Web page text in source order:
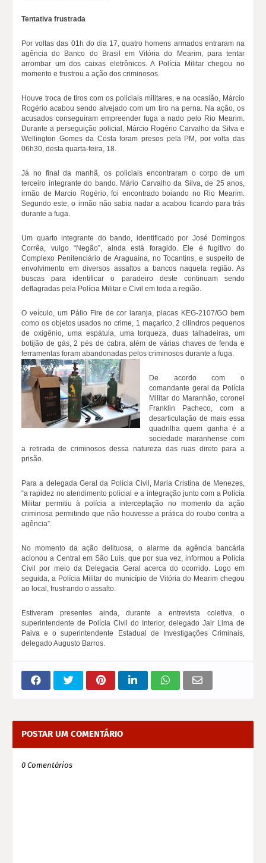
Tentativa frustrada
Por voltas das 01h do dia 17, quatro homens armados entraram na
agência do Banco do Brasil em Vitória do Mearim, para tentar
arrombar um dos caixas eletrônicos. A Polícia Militar chegou no
momento e frustrou a ação dos criminosos.
Houve troca de tiros com os policiais militares, e na ocasião, Márcio
Rogério acabou sendo alvejado com um tiro na perna. Na ação, os
acusados conseguiram empreender fuga a nado pelo Rio Mearim.
Durante a perseguição policial, Márcio Rogério Carvalho da Silva e
Wellington Gomes da Costa foram presos pela PM, por volta das
06h30, desta quarta-feira, 18.
Já no final da manhã, os policiais encontraram o corpo de um
terceiro integrante do bando. Mário Carvalho da Silva, de 25 anos,
irmão de Marcio Rogério, foi encontrado boiando no Rio Mearim.
Segundo este, o irmão não sabia nadar a acabou ficando para trás
durante a fuga.
Um quarto integrante do bando, identificado por José Domingos
Corrêa, vulgo “Negão”, ainda está foragido. Ele é fugitivo do
Complexo Penitenciário de Araguaína, no Tocantins, e suspeito de
envolvimento em diversos assaltos a bancos naquela região. As
buscas para identificar o paradeiro deste continuam sendo
deflagradas pela Polícia Militar e Civil em toda a região.
O veículo, um Pálio Fire de cor laranja, placas KEG-2107/GO bem
como os objetos usados no crime, 1 maçarico, 2 cilindros pequenos
de oxigênio, uma espátula, uma torqueza, duas talhadeiras, um
botijão de gás, 2 pés de cabra, além de várias chaves de fenda e
ferramentas foram abandonadas pelos criminosos durante a fuga.
De acordo com o
comandante geral da Polícia
Militar do Maranhão, coronel
Franklin Pacheco, com a
desarticulação de mais essa
quadrilha quem ganha é a
sociedade maranhense com
a retirada de criminosos dessa natureza das ruas direto para a
prisão.
Para a delegada Geral da Polícia Civil, Maria Cristina de Menezes,
“a rapidez no atendimento policial e a integração junto com a Polícia
Militar permitiu à polícia a interceptação no momento da ação
criminosa permitindo que não houvesse a prática do roubo contra a
agência”.
No momento da ação delituosa, o alarme da agência bancária
acionou a Central em São Luís, que por sua vez, informou a Polícia
Civil por meio da Delegacia Geral acerca do ocorrido. Logo em
seguida, a Polícia Militar do município de Vitória do Mearim chegou
ao local, frustrando o assalto.
Estiveram presentes ainda, durante a entrevista coletiva, o
superintendente de Polícia Civil do Interior, delegado Jair Lima de
Paiva e o superintendente Estadual de Investigações Criminais,
delegado Augusto Barros.
POSTAR UM COMENTÁRIO
0 Comentários